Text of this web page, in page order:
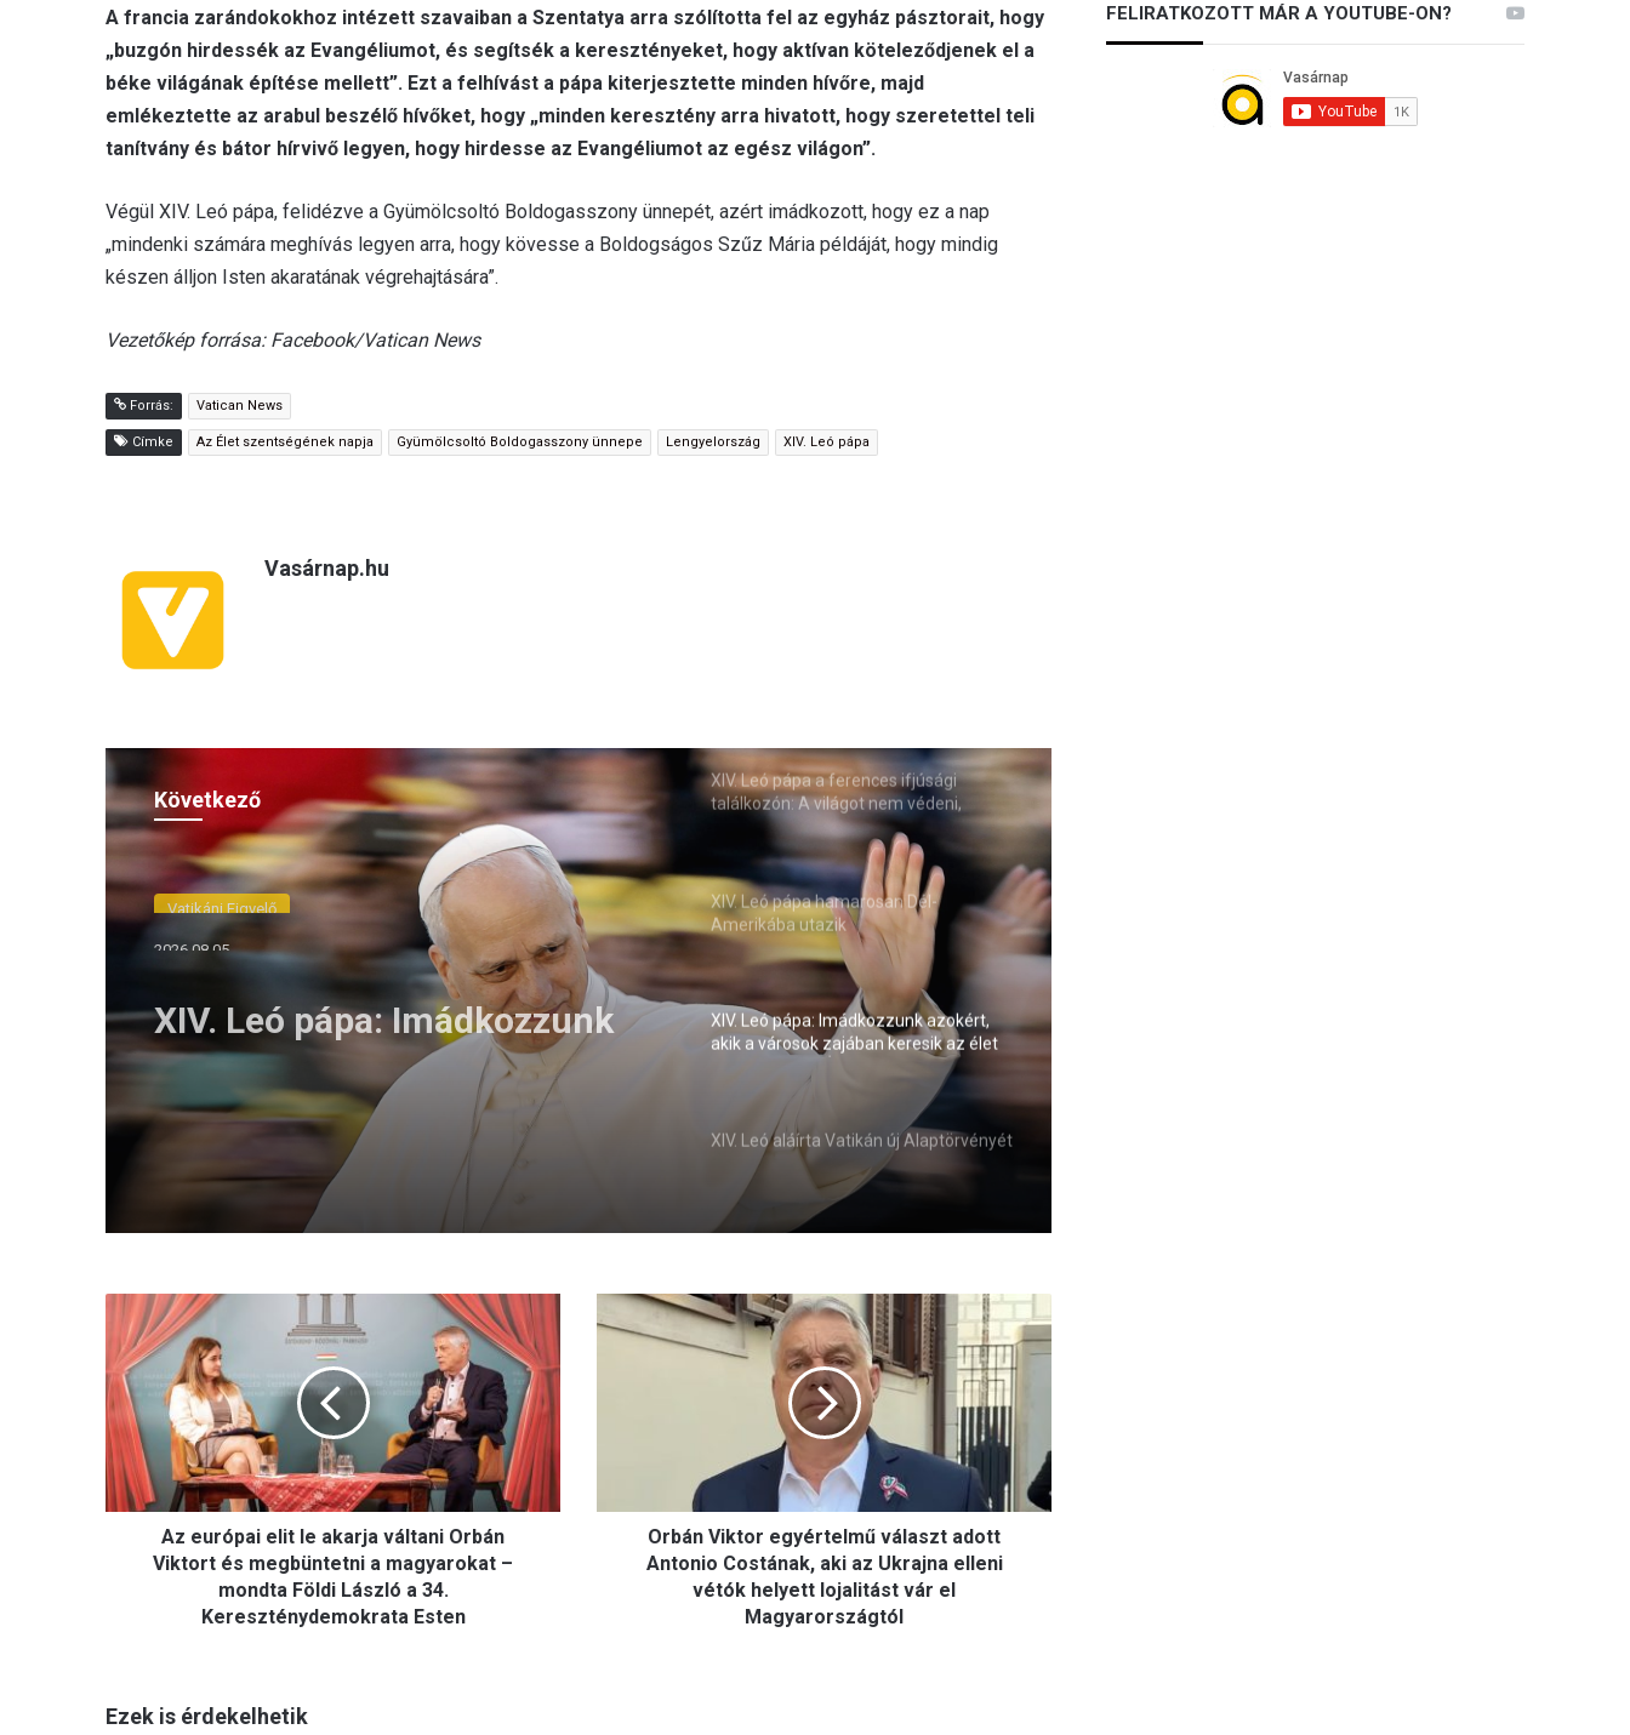
A francia zarándokokhoz intézett szavaiban a Szentatya arra szólította fel az egyház pásztorait, hogy
„buzgón hirdessék az Evangéliumot, és segítsék a keresztényeket, hogy aktívan köteleződjenek el a
béke világának építése mellett”. Ezt a felhívást a pápa kiterjesztette minden hívőre, majd
emlékeztette az arabul beszélő hívőket, hogy „minden keresztény arra hivatott, hogy szeretettel teli
tanítvány és bátor hírvivő legyen, hogy hirdesse az Evangéliumot az egész világon”.
Végül XIV. Leó pápa, felidézve a Gyümölcsoltó Boldogasszony ünnepét, azért imádkozott, hogy ez a nap
„mindenki számára meghívás legyen arra, hogy kövesse a Boldogságos Szűz Mária példáját, hogy mindig
készen álljon Isten akaratának végrehajtására”.
Vezetőkép forrása: Facebook/Vatican News
Forrás: Vatican News
Címke Az Élet szentségének napja Gyümölcsoltó Boldogasszony ünnepe Lengyelország XIV. Leó pápa
Vasárnap.hu
Következő
Vatikáni Figyelő
2026.08.05.
XIV. Leó pápa: Imádkozzunk
azokért, akik a városok
zajában keresik az élet
értelmét (VIDEÓ)
XIV. Leó pápa a ferences ifjúsági
találkozón: A világot nem védeni,
hanem átölelni kell
XIV. Leó pápa hamarosan Dél-
Amerikába utazik
XIV. Leó pápa: Imádkozzunk azokért,
akik a városok zajában keresik az élet
XIV. Leó aláírta Vatikán új Alaptörvényét
u
r
ó
p
a
i
k
Az európai elit le akarja váltani Orbán
Viktort és megbüntetni a magyarokat –
mondta Földi László a 34.
Kereszténydemokrata Esten
r
t
Orbán Viktor egyértelmű választ adott
Antonio Costának, aki az Ukrajna elleni
vétók helyett lojalitást vár el
Magyarországtól
Ezek is érdekelhetik
FELIRATKOZOTT MÁR A YOUTUBE-ON?